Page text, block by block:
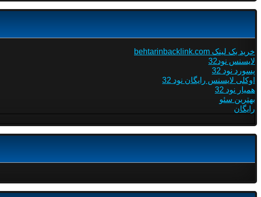
خرید بک لینک behtarinbacklink.com
لایسنس نود32
پسورد نود 32
اوکلی لایسنس رایگان نود 32
همیار نود 32
بهترین سئو
رایگان